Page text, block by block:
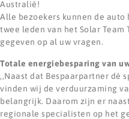
Australië!
Alle bezoekers kunnen de auto
twee leden van het Solar
gegeven op al uw vragen.
Totale energiebesparing van
,,Naast dat Bespaarpartner dé
vinden wij de verduurzaming
belangrijk. Daarom zijn er
regionale specialisten op het